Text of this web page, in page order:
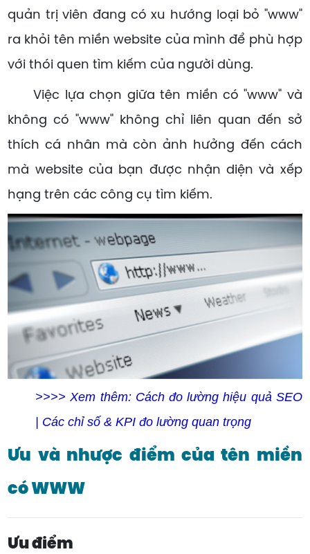
quản trị viên đang có xu hướng loại bỏ "www"
ra khỏi tên miền website của mình để phù hợp
với thói quen tìm kiếm của người dùng.
Việc lựa chọn giữa tên miền có "www" và
không có "www" không chỉ liên quan đến sở
thích cá nhân mà còn ảnh hưởng đến cách
mà website của bạn được nhận diện và xếp
hạng trên các công cụ tìm kiếm.
>>>> Xem thêm: Cách đo lường hiệu quả SEO
| Các chỉ số & KPI đo lường quan trọng
Ưu và nhược điểm của tên miền
có WWW
Ưu điểm